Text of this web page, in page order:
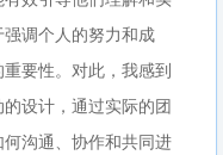
调个人的努力和成
要性。对此，我感到
设计，通过实际的团
沟通、协作和共同进